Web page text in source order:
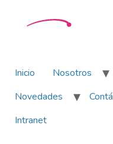
Inicio Nosotros
Novedades
Intranet